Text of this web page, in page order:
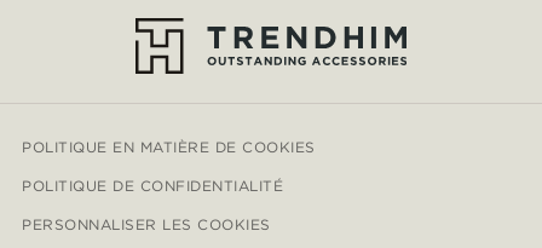
POLITIQUE EN MATIÈRE DE COOKIES
POLITIQUE DE CONFIDENTIALITÉ
PERSONNALISER LES COOKIES